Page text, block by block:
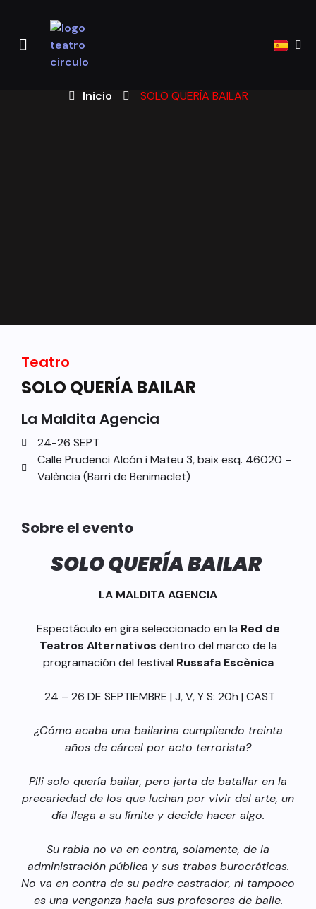
Inicio SOLO QUERÍA BAILAR
Teatro
SOLO QUERÍA BAILAR
La Maldita Agencia
24-26 SEPT
Calle Prudenci Alcón i Mateu 3, baix esq. 46020 –
València (Barri de Benimaclet)
Sobre el evento
SOLO QUERÍA BAILAR
LA MALDITA AGENCIA
Espectáculo en gira seleccionado en la Red de
Teatros Alternativos dentro del marco de la
programación del festival Russafa Escènica
24 – 26 DE SEPTIEMBRE | J, V, Y S: 20h | CAST
¿Cómo acaba una bailarina cumpliendo treinta
años de cárcel por acto terrorista?
Pili solo quería bailar, pero jarta de batallar en la
precariedad de los que luchan por vivir del arte, un
día llega a su límite y decide hacer algo.
Su rabia no va en contra, solamente, de la
administración pública y sus trabas burocráticas.
No va en contra de su padre castrador, ni tampoco
es una venganza hacia sus profesores de baile.